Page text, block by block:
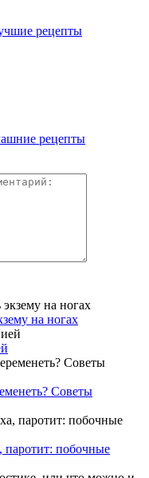
рецепты
рецепты
на ногах
Советы
паротит: побочные